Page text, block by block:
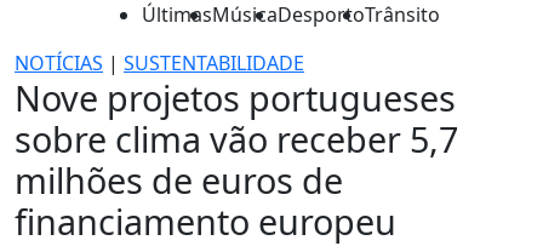
ÚltimasMúsicaDesportoTrânsito
NOTÍCIAS | SUSTENTABILIDADE
Nove projetos portugueses
sobre clima vão receber 5,7
milhões de euros de
financiamento europeu